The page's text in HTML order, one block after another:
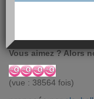
Si vous avez envie
France, cette recette
Vous aimez ? Alors
(vue : 38564 fois)